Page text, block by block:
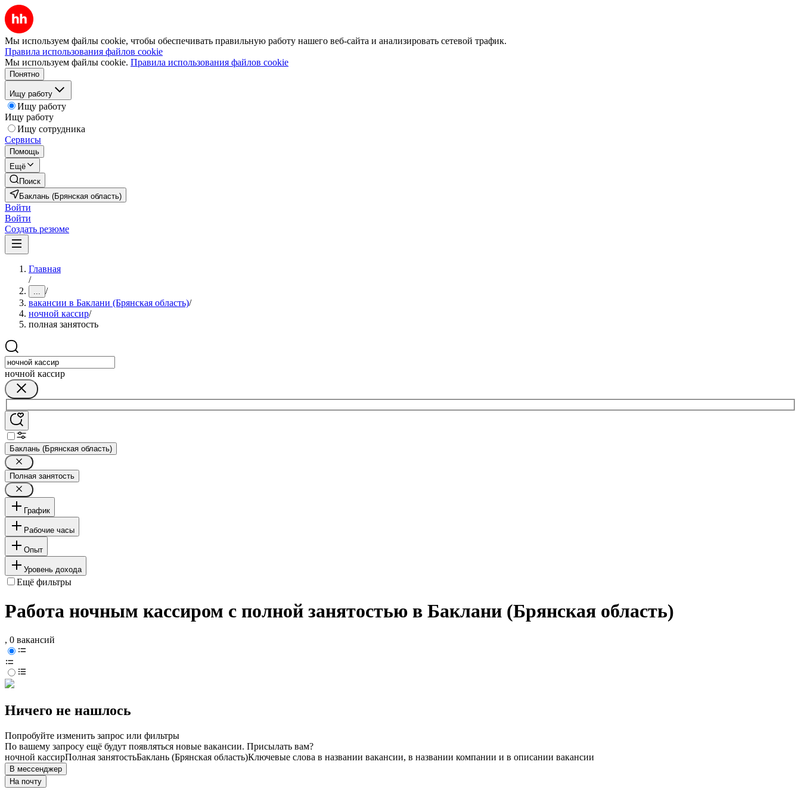
Мы используем файлы cookie, чтобы обеспечивать правильную работу нашего веб-сайта и анализировать сетевой трафик.
Правила использования файлов cookie
Мы используем файлы cookie. Правила использования файлов cookie
Понятно
Ищу работу
Ищу работу
Ищу работу
Ищу сотрудника
Сервисы
Помощь
Ещё
Поиск
Баклань (Брянская область)
Войти
Войти
Создать резюме
Главная
/
... /
вакансии в Баклани (Брянская область)/
ночной кассир/
полная занятость
ночной кассир
Баклань (Брянская область)
Полная занятость
График
Рабочие часы
Опыт
Уровень дохода
Ещё фильтры
Работа ночным кассиром с полной занятостью в Баклани (Брянская область)
, 0 вакансий
Ничего не нашлось
Попробуйте изменить запрос или фильтры
По вашему запросу ещё будут появляться новые вакансии. Присылать вам?
ночной кассирПолная занятостьБаклань (Брянская область)Ключевые слова в названии вакансии, в названии компании и в описании вакансии
В мессенджер
На почту